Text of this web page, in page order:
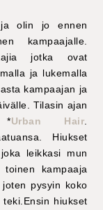
ja olin jo ennen
kampaajalle.
jotka ovat
ja lukemalla
kampaajan ja
Tilasin ajan
*Urban Hair
Hiukset
leikkasi mun
kampaaja
pysyin koko
hiukset